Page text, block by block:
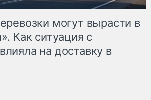
могут вырасти в
Как ситуация с
на доставку в